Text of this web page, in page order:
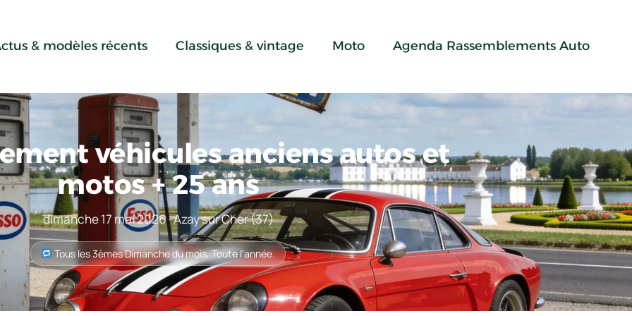
& modèles récents Classiques & vintage Moto Agenda Rassemblements Auto
véhicules anciens autos et
motos + 25 ans
dimanche 17 mai 2026 · Azay sur Cher (37)
Tous les 3èmes Dimanche du mois, Toute l'année.